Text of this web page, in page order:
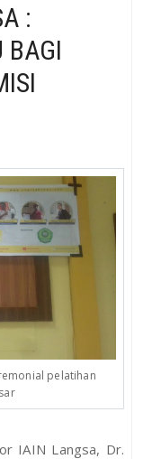
:
BAGI
pelatihan
IAIN Langsa, Dr.